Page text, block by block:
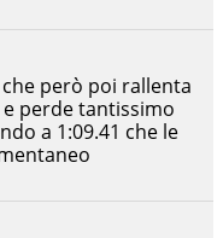
però poi rallenta
perde tantissimo
a 1:09.41 che le